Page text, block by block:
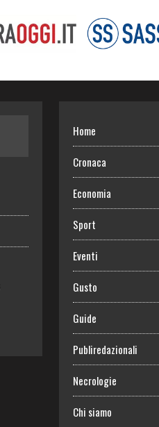
Home
Cronaca
Economia
Sport
Eventi
Gusto
Guide
Publiredazionali
Necrologie
Chi siamo